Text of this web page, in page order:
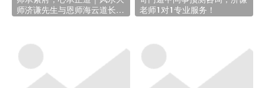
师济谦先生与恩师海云道长的
老师1对1专业服务！